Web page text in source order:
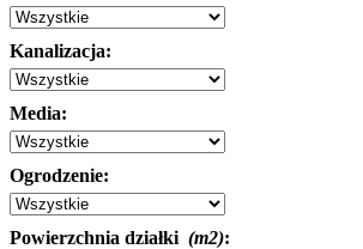
Kanalizacja:
Media:
Ogrodzenie:
Powierzchnia działki (m2):